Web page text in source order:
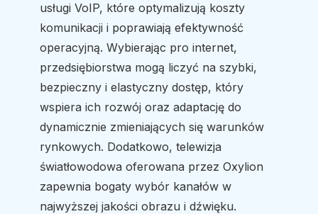
usługi VoIP, które optymalizują koszty
komunikacji i poprawiają efektywność
operacyjną. Wybierając pro internet,
przedsiębiorstwa mogą liczyć na szybki,
bezpieczny i elastyczny dostęp, który
wspiera ich rozwój oraz adaptację do
dynamicznie zmieniających się warunków
rynkowych. Dodatkowo, telewizja
światłowodowa oferowana przez Oxylion
zapewnia bogaty wybór kanałów w
najwyższej jakości obrazu i dźwięku.